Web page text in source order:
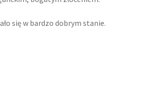
się w bardzo dobrym stanie.